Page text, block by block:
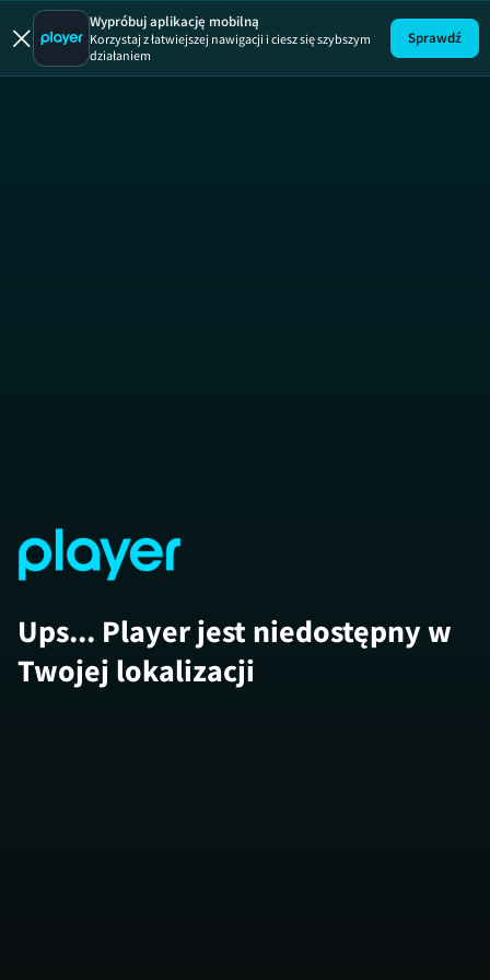
Pod
Wypróbuj aplikację mobilną
Korzystaj z łatwiejszej nawigacji i ciesz się szybszym
działaniem
Sprawdź
Ups... Player jest niedostępny w
Twojej lokalizacji